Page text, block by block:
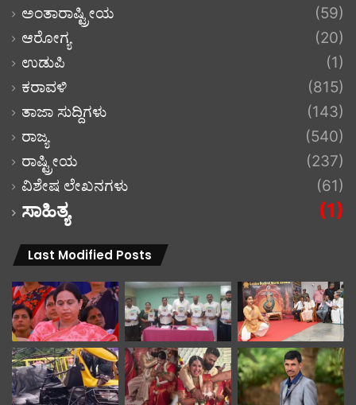
ಅಂತಾರಾಷ್ಟ್ರೀಯ
(59)
ಆರೋಗ್ಯ
(20)
ಉಡುಪಿ
(1)
ಕರಾವಳಿ
(815)
ತಾಜಾ ಸುದ್ದಿಗಳು
(143)
ರಾಜ್ಯ
(540)
ರಾಷ್ಟ್ರೀಯ
(237)
ವಿಶೇಷ ಲೇಖನಗಳು
(61)
ಸಾಹಿತ್ಯ (1)
Last Modified Posts